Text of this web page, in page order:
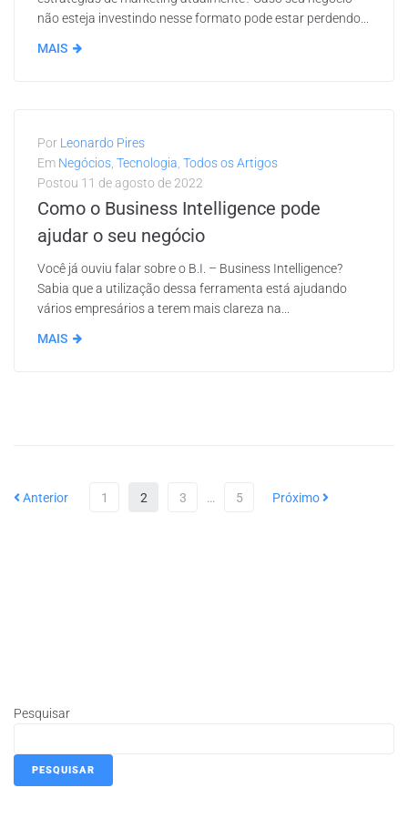
não esteja investindo nesse formato pode estar perdendo...
MAIS
Por Leonardo Pires
Em Negócios Tecnologia Todos os Artigos
Postou 11 de agosto de 2022
Como o Business Intelligence pode
ajudar o seu negócio
Você já ouviu falar sobre o B.I. – Business Intelligence?
Sabia que a utilização dessa ferramenta está ajudando
vários empresários a terem mais clareza na...
MAIS
Anterior 1 2 3 … 5 Próximo
Pesquisar
PESQUISAR